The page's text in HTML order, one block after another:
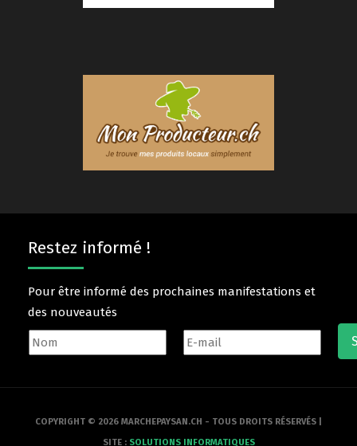
Restez informé !
Pour être informé des prochaines manifestations et
des nouveautés
COPYRIGHT © 2026 MARCHEPAYSAN.CH - TOUS DROITS RÉSERVÉS |
SITE : SOLUTIONS INFORMATIQUES